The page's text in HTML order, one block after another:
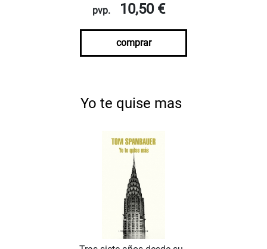
pvp. 10,50 €
comprar
Yo te quise mas